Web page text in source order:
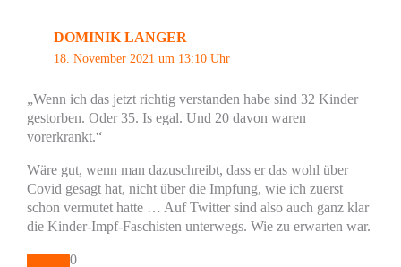
DOMINIK LANGER
18. November 2021 um 13:10 Uhr
„Wenn ich das jetzt richtig verstanden habe sind 32 Kinder
gestorben. Oder 35. Is egal. Und 20 davon waren
vorerkrankt.“
Wäre gut, wenn man dazuschreibt, dass er das wohl über
Covid gesagt hat, nicht über die Impfung, wie ich zuerst
schon vermutet hatte … Auf Twitter sind also auch ganz klar
die Kinder-Impf-Faschisten unterwegs. Wie zu erwarten war.
0